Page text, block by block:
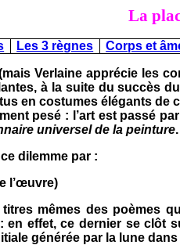
La
Les 3 règnes Corps et
Verlaine apprécie les
à la suite du succès
en costumes élégants
pesé : l’art est passé
universel de la peinture.
dilemme par :
l’œuvre)
mêmes des poèmes
en effet, ce dernier se
générée par la lune